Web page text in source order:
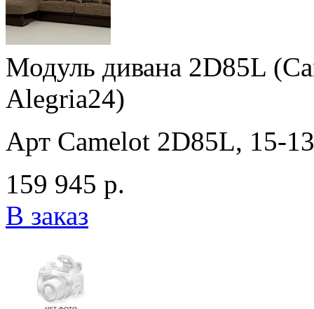
Модуль дивана 2D85L
Alegria24)
Арт Camelot 2D85L, 15-
159 945 р.
В заказ